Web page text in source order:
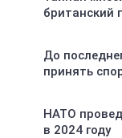
британский
До
принять
НАТО
в 2024 году